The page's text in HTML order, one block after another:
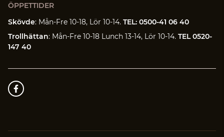
ÖPPETTIDER
Skövde: Mån-Fre 10-18, Lör 10-14. TEL: 0500-41 06 40
Trollhättan: Mån-Fre 10-18 Lunch 13-14, Lör 10-14. TEL 0520-
147 40